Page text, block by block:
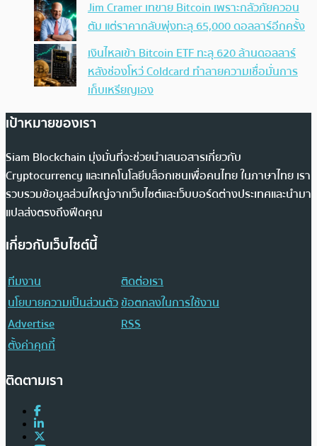
Jim Cramer เทขาย Bitcoin เพราะกลัวภัยควอน
ตัม แต่ราคากลับพุ่งทะลุ 65,000 ดอลลาร์อีกครั้ง
เงินไหลเข้า Bitcoin ETF ทะลุ 620 ล้านดอลลาร์
หลังช่องโหว่ Coldcard ทำลายความเชื่อมั่นการ
เก็บเหรียญเอง
เป้าหมายของเรา
Siam Blockchain มุ่งมั่นที่จะช่วยนำเสนอสารเกี่ยวกับ
Cryptocurrency และเทคโนโลยีบล็อกเชนเพื่อคนไทย ในภาษาไทย เรา
รวบรวมข้อมูลส่วนใหญ่จากเว็บไซต์และเว็บบอร์ดต่างประเทศและนำมา
แปลส่งตรงถึงฟีดคุณ
เกี่ยวกับเว็บไซต์นี้
ทีมงาน
ติดต่อเรา
นโยบายความเป็นส่วนตัวข้อตกลงในการใช้งาน
Advertise
RSS
ตั้งค่าคุกกี้
ติดตามเรา